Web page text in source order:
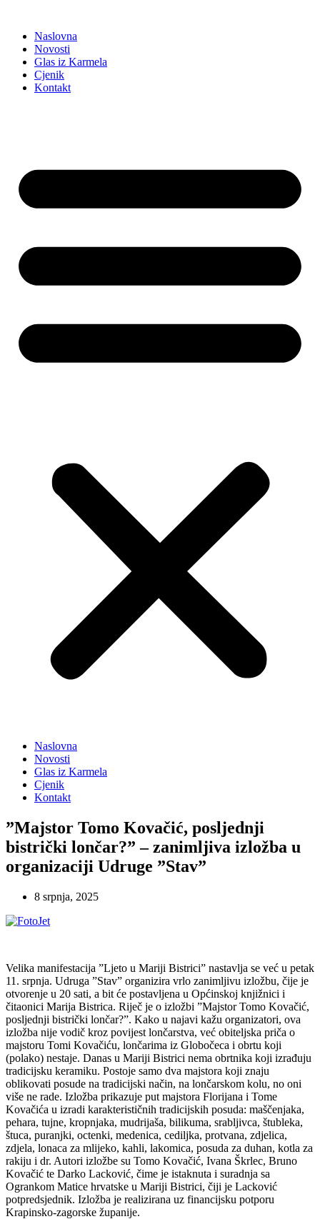
sadržajNaslovna
Novosti
Glas iz Karmela
Cjenik
Kontakt
Naslovna
Novosti
Glas iz Karmela
Cjenik
Kontakt
”Majstor Tomo Kovačić, posljednji
bistrički lončar?” – zanimljiva izložba u
organizaciji Udruge ”Stav”
8 srpnja, 2025
Velika manifestacija ”Ljeto u Mariji Bistrici” nastavlja se već u petak
11. srpnja. Udruga ”Stav” organizira vrlo zanimljivu izložbu, čije je
otvorenje u 20 sati, a bit će postavljena u Općinskoj knjižnici i
čitaonici Marija Bistrica. Riječ je o izložbi ”Majstor Tomo Kovačić,
posljednji bistrički lončar?”. Kako u najavi kažu organizatori, ova
izložba nije vodič kroz povijest lončarstva, već obiteljska priča o
majstoru Tomi Kovačiću, lončarima iz Globočeca i obrtu koji
(polako) nestaje. Danas u Mariji Bistrici nema obrtnika koji izrađuju
tradicijsku keramiku. Postoje samo dva majstora koji znaju
oblikovati posude na tradicijski način, na lončarskom kolu, no oni
više ne rade. Izložba prikazuje put majstora Florijana i Tome
Kovačića u izradi karakterističnih tradicijskih posuda: maščenjaka,
pehara, tujne, kropnjaka, mudrijaša, bilikuma, srabljivca, štubleka,
štuca, puranjki, octenki, medenica, cediljka, protvana, zdjelica,
zdjela, lonaca za mlijeko, kahli, lakomica, posuda za duhan, kotla za
rakiju i dr. Autori izložbe su Tomo Kovačić, Ivana Škrlec, Bruno
Kovačić te Darko Lacković, čime je istaknuta i suradnja sa
Ogrankom Matice hrvatske u Mariji Bistrici, čiji je Lacković
potpredsjednik. Izložba je realizirana uz financijsku potporu
Krapinsko-zagorske županije.